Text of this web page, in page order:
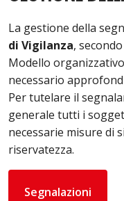
La gestione della
di Vigilanza,
Modello
necessario
Per tutelare il
generale tutti i
necessarie misure di
riservatezza.
Segnalazioni